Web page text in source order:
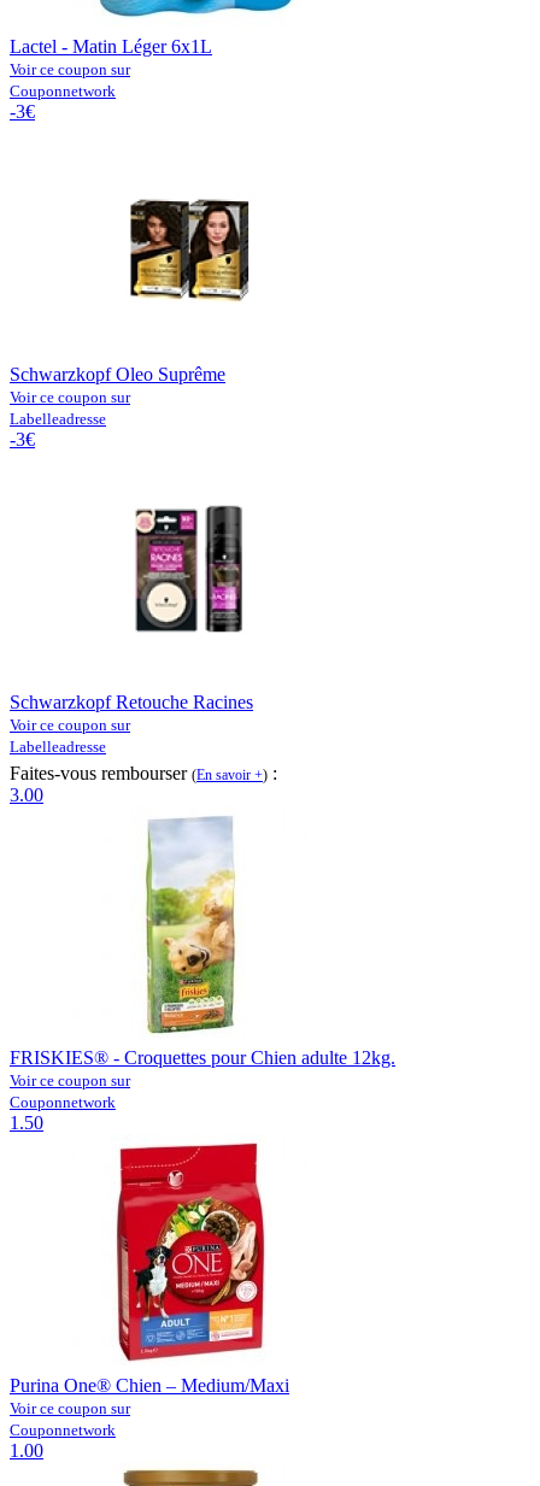
Lactel - Matin Léger 6x1L
Voir ce coupon sur
Couponnetwork
-3€
Schwarzkopf Oleo Suprême
Voir ce coupon sur
Labelleadresse
-3€
Schwarzkopf Retouche Racines
Voir ce coupon sur
Labelleadresse
Faites-vous rembourser (En savoir +) :
3.00
FRISKIES® - Croquettes pour Chien adulte 12kg.
Voir ce coupon sur
Couponnetwork
1.50
Purina One® Chien – Medium/Maxi
Voir ce coupon sur
Couponnetwork
1.00